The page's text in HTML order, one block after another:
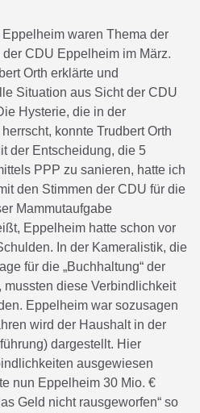
waren Thema der
CDU Eppelheim im März.
Orth erklärte und
Situation aus Sicht der CDU
Hysterie, die in der
konnte Trudbert Orth
der Entscheidung, die 5
PPP zu sanieren, hatte ich
den Stimmen der CDU für die
Mammutaufgabe
Eppelheim hatte schon vor
In der Kameralistik, die
für die „Buchhaltung“ der
mussten diese Verbindlichkeit
Eppelheim war sozusagen
wird der Haushalt in der
dargestellt. Hier
ausgewiesen
nun Eppelheim 30 Mio. €
Geld nicht rausgeworfen“ so